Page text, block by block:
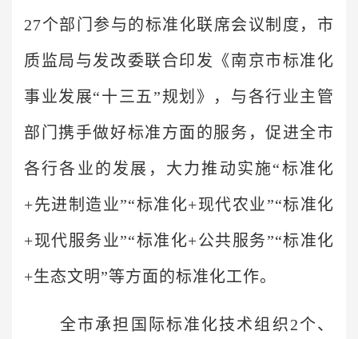
27个部门参与的标准化联席会议制度，市
质监局与发改委联合印发《南京市标准化
事业发展“十三五”规划》，与各行业主管
部门携手做好标准方面的服务，促进全市
各行各业的发展，大力推动实施“标准化
+先进制造业”“标准化+现代农业”“标准化
+现代服务业”“标准化+公共服务”“标准化
+生态文明”等方面的标准化工作。
全市承担国际标准化技术组织2个、